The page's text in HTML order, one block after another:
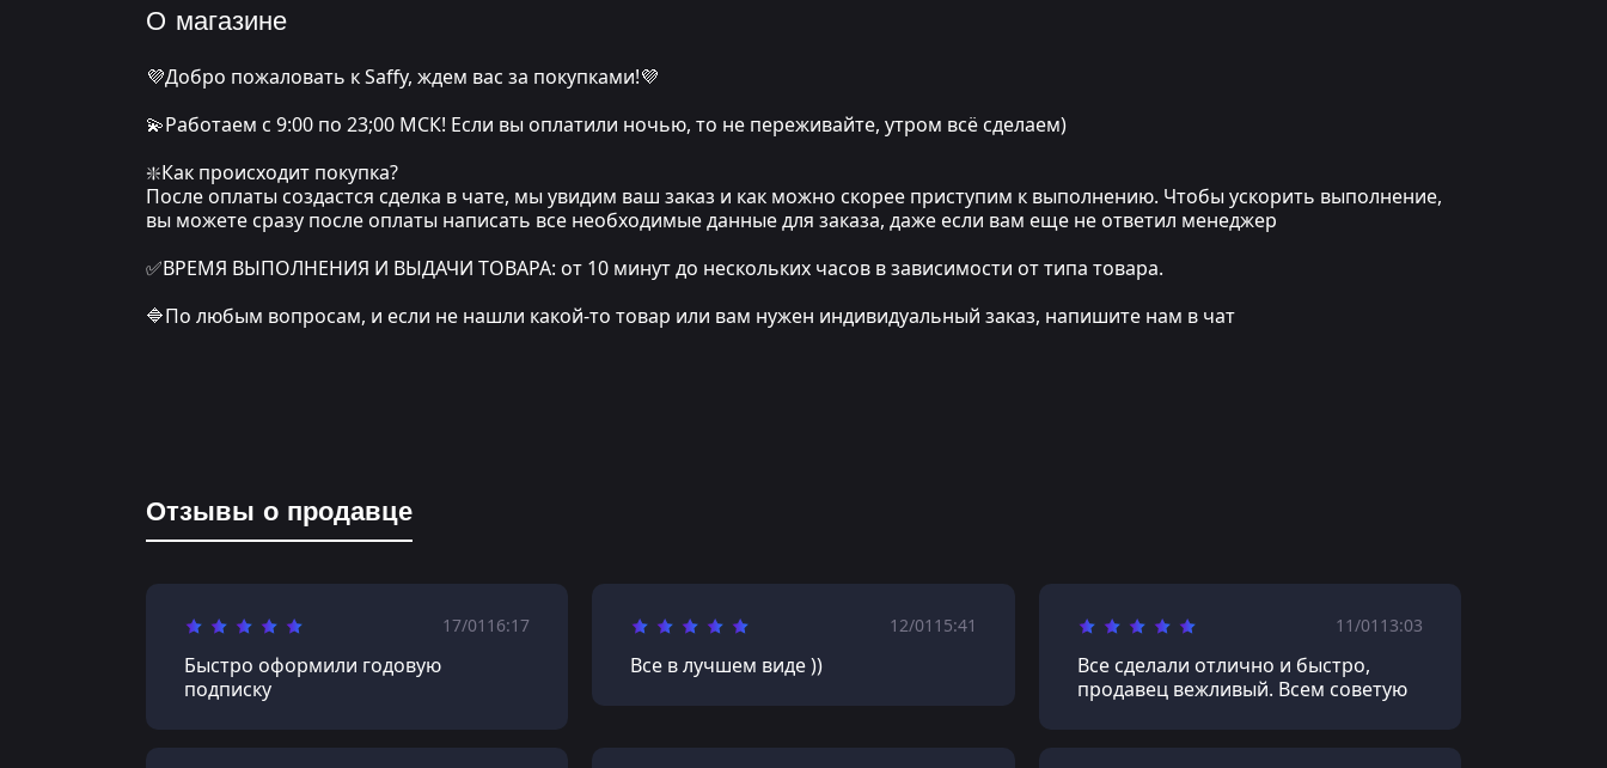
О магазине
💜Добро пожаловать к Saffy, ждем вас за покупками!💜
💫Работаем с 9:00 по 23;00 МСК! Если вы оплатили ночью, то не переживайте, утром всё сделаем)
❇️Как происходит покупка?
После оплаты создастся сделка в чате, мы увидим ваш заказ и как можно скорее приступим к выполнению. Чтобы ускорить выполнение,
вы можете сразу после оплаты написать все необходимые данные для заказа, даже если вам еще не ответил менеджер
✅ВРЕМЯ ВЫПОЛНЕНИЯ И ВЫДАЧИ ТОВАРА: от 10 минут до нескольких часов в зависимости от типа товара.
🔷По любым вопросам, и если не нашли какой-то товар или вам нужен индивидуальный заказ, напишите нам в чат
Отзывы о продавце
17/01 16:17
Быстро оформили годовую
подписку
12/01 15:41
Все в лучшем виде ))
11/01 13:03
Все сделали отлично и быстро,
продавец вежливый. Всем советую